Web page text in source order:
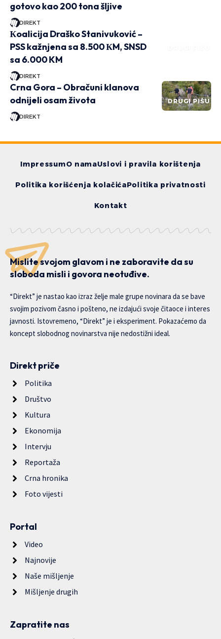
gotovo kao 200 tona šljive
DIREKT
Кoalicija Draško Stanivuković –
PSS kažnjena sa 8.500 КM, SNSD
sa 6.000 KM
DIREKT
DRUGI PIŠU
Crna Gora – Obračuni klanova
odnijeli osam života
DIREKT
ImpressumO namaUslovi i pravila korištenja
Politika korišćenja kolačićaPolitika privatnosti
Kontakt
Mislite svojom glavom i ne zaboravite da su
sloboda misli i govora neotuđive.
“Direkt” je nastao kao izraz želje male grupe novinara da se bave
svojim pozivom časno i pošteno, ne izdajući svoje čitaoce i interes
javnosti. Istovremeno, “Direkt” je i eksperiment. Pokazaćemo da
koncept slobodnog novinarstva nije nedostižni ideal.
Direkt priče
Politika
Društvo
Kultura
Ekonomija
Intervju
Reportaža
Crna hronika
Foto vijesti
Portal
Video
Najnovije
Naše mišljenje
Mišljenje drugih
Zapratite nas